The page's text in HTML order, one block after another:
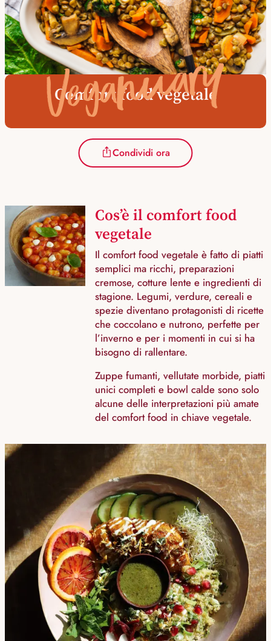
Veganuary
Comfort food vegetale
Condividi ora
Cos’è il comfort food
vegetale
Il comfort food vegetale è fatto di piatti
semplici ma ricchi, preparazioni
cremose, cotture lente e ingredienti di
stagione. Legumi, verdure, cereali e
spezie diventano protagonisti di ricette
che coccolano e nutrono, perfette per
l’inverno e per i momenti in cui si ha
bisogno di rallentare.
Zuppe fumanti, vellutate morbide, piatti
unici completi e bowl calde sono solo
alcune delle interpretazioni più amate
del comfort food in chiave vegetale.